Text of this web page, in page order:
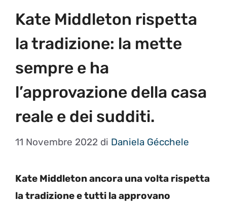
Kate Middleton rispetta
la tradizione: la mette
sempre e ha
l’approvazione della casa
reale e dei sudditi.
11 Novembre 2022 di Daniela Gécchele
Kate Middleton ancora una volta rispetta
la tradizione e tutti la approvano